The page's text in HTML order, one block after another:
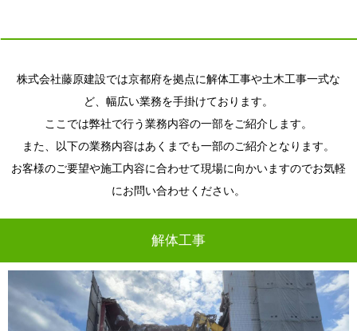
株式会社藤原建設では京都府を拠点に解体工事や土木工事一式な
ど、幅広い業務を手掛けております。
ここでは弊社で行う業務内容の一部をご紹介します。
また、以下の業務内容はあくまでも一部のご紹介となります。
お客様のご要望や施工内容に合わせて現場に向かいますのでお気軽
にお問い合わせください。
解体工事